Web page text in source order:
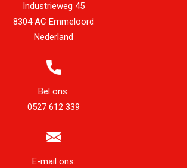
Industrieweg 45
8304 AC Emmeloord
Nederland
Bel ons:
0527 612 339
E-mail ons: